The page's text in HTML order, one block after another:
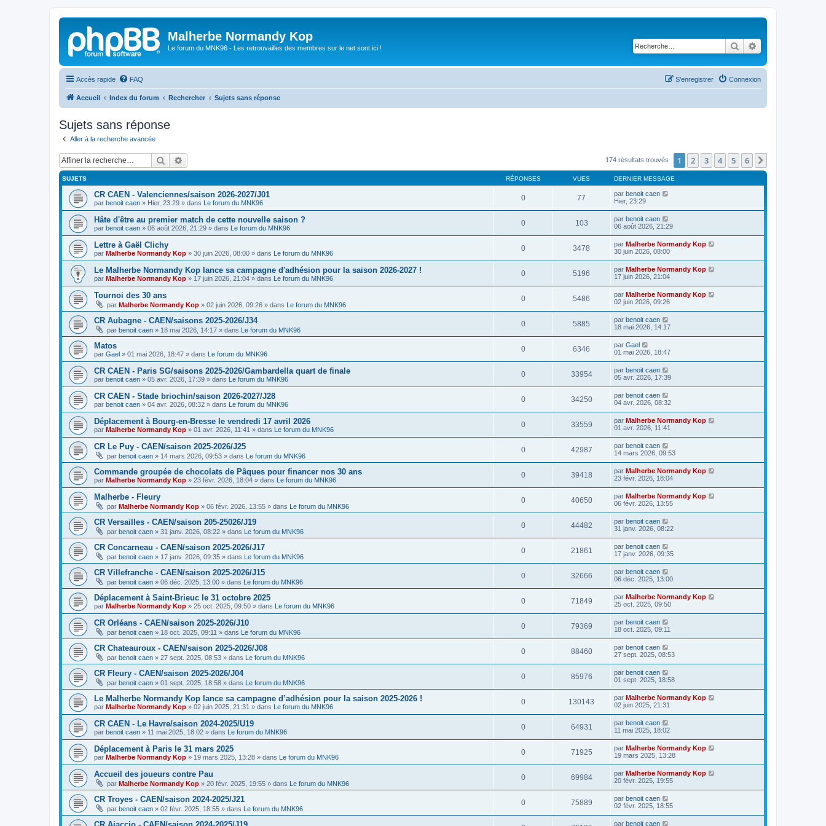
Malherbe Normandy Kop
Le forum du MNK96 - Les retrouvailles des membres sur le net sont ici ! Rechercher
Accès rapide FAQ Connexion
S’enregistrer
Accueil Index du forum Rechercher Sujets sans réponse
Sujets sans réponse
Aller à la recherche avancée
Rechercher 174 résultats trouvés 1 2 3 4 5 6
SUJETS RÉPONSES VUES DERNIER MESSAGE
CR CAEN - Valenciennes/saison 2026-2027/J01
par benoit caen » Hier, 23:29 » dans Le forum du MNK96
0 77 par benoit caen
Hier, 23:29
Hâte d'être au premier match de cette nouvelle saison ?
par benoit caen » 06 août 2026, 21:29 » dans Le forum du MNK96
0 103 par benoit caen
06 août 2026, 21:29
Lettre à Gaël Clichy
par Malherbe Normandy Kop » 30 juin 2026, 08:00 » dans Le forum du MNK96
0 3478 par Malherbe Normandy Kop
30 juin 2026, 08:00
Le Malherbe Normandy Kop lance sa campagne d'adhésion pour la saison 2026-2027 !
par Malherbe Normandy Kop » 17 juin 2026, 21:04 » dans Le forum du MNK96
0 5196 par Malherbe Normandy Kop
17 juin 2026, 21:04
Tournoi des 30 ans
par Malherbe Normandy Kop » 02 juin 2026, 09:26 » dans Le forum du MNK96
0 5486 par Malherbe Normandy Kop
02 juin 2026, 09:26
CR Aubagne - CAEN/saisons 2025-2026/J34
par benoit caen » 18 mai 2026, 14:17 » dans Le forum du MNK96
0 5885 par benoit caen
18 mai 2026, 14:17
Matos
par Gael » 01 mai 2026, 18:47 » dans Le forum du MNK96
0 6346 par Gael
01 mai 2026, 18:47
CR CAEN - Paris SG/saisons 2025-2026/Gambardella quart de finale
par benoit caen » 05 avr. 2026, 17:39 » dans Le forum du MNK96
0 33954 par benoit caen
05 avr. 2026, 17:39
CR CAEN - Stade briochin/saison 2026-2027/J28
par benoit caen » 04 avr. 2026, 08:32 » dans Le forum du MNK96
0 34250 par benoit caen
04 avr. 2026, 08:32
Déplacement à Bourg-en-Bresse le vendredi 17 avril 2026
par Malherbe Normandy Kop » 01 avr. 2026, 11:41 » dans Le forum du MNK96
0 33559 par Malherbe Normandy Kop
01 avr. 2026, 11:41
CR Le Puy - CAEN/saison 2025-2026/J25
par benoit caen » 14 mars 2026, 09:53 » dans Le forum du MNK96
0 42987 par benoit caen
14 mars 2026, 09:53
Commande groupée de chocolats de Pâques pour financer nos 30 ans
par Malherbe Normandy Kop » 23 févr. 2026, 18:04 » dans Le forum du MNK96
0 39418 par Malherbe Normandy Kop
23 févr. 2026, 18:04
Malherbe - Fleury
par Malherbe Normandy Kop » 06 févr. 2026, 13:55 » dans Le forum du MNK96
0 40650 par Malherbe Normandy Kop
06 févr. 2026, 13:55
CR Versailles - CAEN/saison 205-25026/J19
par benoit caen » 31 janv. 2026, 08:22 » dans Le forum du MNK96
0 44482 par benoit caen
31 janv. 2026, 08:22
CR Concarneau - CAEN/saison 2025-2026/J17
par benoit caen » 17 janv. 2026, 09:35 » dans Le forum du MNK96
0 21861 par benoit caen
17 janv. 2026, 09:35
CR Villefranche - CAEN/saison 2025-2026/J15
par benoit caen » 06 déc. 2025, 13:00 » dans Le forum du MNK96
0 32666 par benoit caen
06 déc. 2025, 13:00
Déplacement à Saint-Brieuc le 31 octobre 2025
par Malherbe Normandy Kop » 25 oct. 2025, 09:50 » dans Le forum du MNK96
0 71849 par Malherbe Normandy Kop
25 oct. 2025, 09:50
CR Orléans - CAEN/saison 2025-2026/J10
par benoit caen » 18 oct. 2025, 09:11 » dans Le forum du MNK96
0 79369 par benoit caen
18 oct. 2025, 09:11
CR Chateauroux - CAEN/saison 2025-2026/J08
par benoit caen » 27 sept. 2025, 08:53 » dans Le forum du MNK96
0 88460 par benoit caen
27 sept. 2025, 08:53
CR Fleury - CAEN/saison 2025-2026/J04
par benoit caen » 01 sept. 2025, 18:58 » dans Le forum du MNK96
0 85976 par benoit caen
01 sept. 2025, 18:58
Le Malherbe Normandy Kop lance sa campagne d’adhésion pour la saison 2025-2026 !
par Malherbe Normandy Kop » 02 juin 2025, 21:31 » dans Le forum du MNK96
0 130143 par Malherbe Normandy Kop
02 juin 2025, 21:31
CR CAEN - Le Havre/saison 2024-2025/U19
par benoit caen » 11 mai 2025, 18:02 » dans Le forum du MNK96
0 64931 par benoit caen
11 mai 2025, 18:02
Déplacement à Paris le 31 mars 2025
par Malherbe Normandy Kop » 19 mars 2025, 13:28 » dans Le forum du MNK96
0 71925 par Malherbe Normandy Kop
19 mars 2025, 13:28
Accueil des joueurs contre Pau
par Malherbe Normandy Kop » 20 févr. 2025, 19:55 » dans Le forum du MNK96
0 69984 par Malherbe Normandy Kop
20 févr. 2025, 19:55
CR Troyes - CAEN/saison 2024-2025/J21
par benoit caen » 02 févr. 2025, 18:55 » dans Le forum du MNK96
0 75889 par benoit caen
02 févr. 2025, 18:55
par benoit caen